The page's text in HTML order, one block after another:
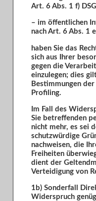
Art. 6 Abs. 1 f)
– im öffentlichen
nach Art. 6 Abs. 1
haben Sie das
sich aus Ihrer
gegen die
einzulegen; dies
Bestimmungen
Profiling.
Im Fall des
Sie betreffenden
nicht mehr, es sei
schutzwürdige
nachweisen, die
Freiheiten
dient der
Verteidigung von
1b) Sonderfall
Widerspruch